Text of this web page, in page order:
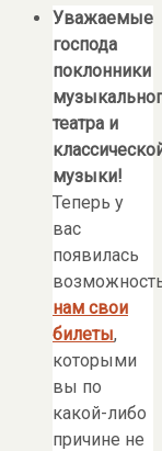
Уважаемые
господа
поклонники
театра и
музыки!
Теперь у
вас
появилась
нам свои
билеты,
которыми
вы по
какой-либо
причине не